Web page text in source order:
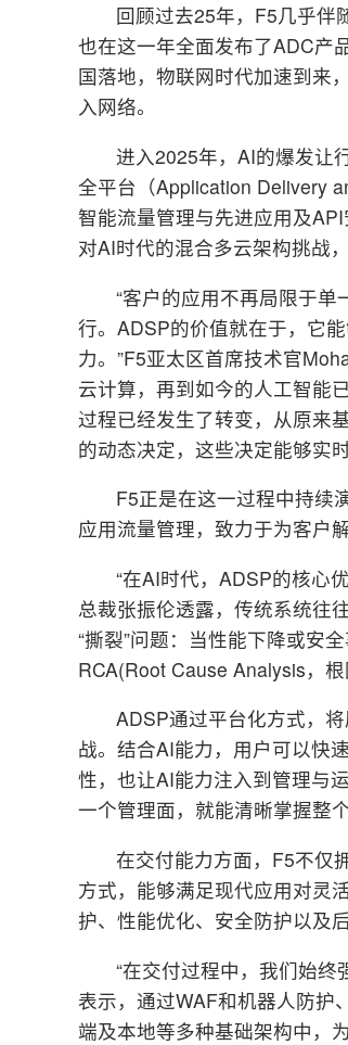
回顾过去25年，F5几乎伴
也在这一年全面发布了ADC产
国落地，物联网时代加速到来
入网络。
进入2025年，AI的爆发让
全平台（Application Delivery
智能流量管理与先进应用及
对AI时代的混合多云架构挑战
“客户的应用不再局限于
行。ADSP的价值就在于，它
力。”F5亚太区首席技术官
云计算，再到如今的人工智能
过程已经发生了转变，从原来
的动态决定，这些决定能够实
F5正是在这一过程中持续
应用流量管理，致力于为客户
“在AI时代，ADSP的核心
总裁张振伦透露，传统系统往
“撕裂”问题：当性能下降或安
RCA(Root Cause Analysis，
ADSP通过平台化方式，
战。结合AI能力，用户可以快
性，也让AI能力注入到管理与
一个管理面，就能清晰掌握整
在交付能力方面，F5不仅
方式，能够满足现代应用对灵
护、性能优化、安全防护以及
“在交付过程中，我们始
表示，通过WAF和机器人防护
端及本地等多种基础架构中，